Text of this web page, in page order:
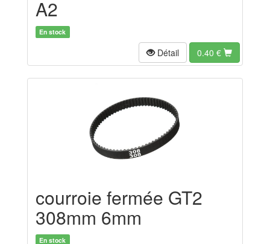
A2
En stock
Détail 0.40 €
courroie fermée GT2
308mm 6mm
En stock